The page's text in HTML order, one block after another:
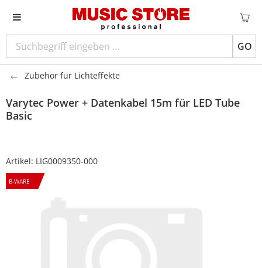
GO
Zubehör für Lichteffekte
Varytec Power + Datenkabel 15m für LED Tube
Basic
Artikel: LIG0009350-000
B-WARE